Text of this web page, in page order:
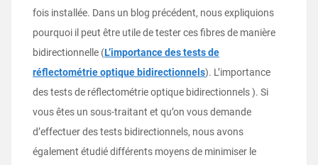
fois installée. Dans un blog précédent, nous expliquions
pourquoi il peut être utile de tester ces fibres de manière
bidirectionnelle (L’importance des tests de
réflectométrie optique bidirectionnels). L’importance
des tests de réflectométrie optique bidirectionnels ). Si
vous êtes un sous-traitant et qu’on vous demande
d’effectuer des tests bidirectionnels, nous avons
également étudié différents moyens de minimiser le